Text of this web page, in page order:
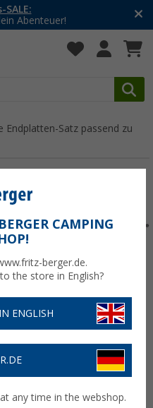
SALE:
Abenteuer!
Endplatten-Satz passend zu
zu
CAMPING
berger.de.
the store in English?
ENGLISH
any time in the webshop.